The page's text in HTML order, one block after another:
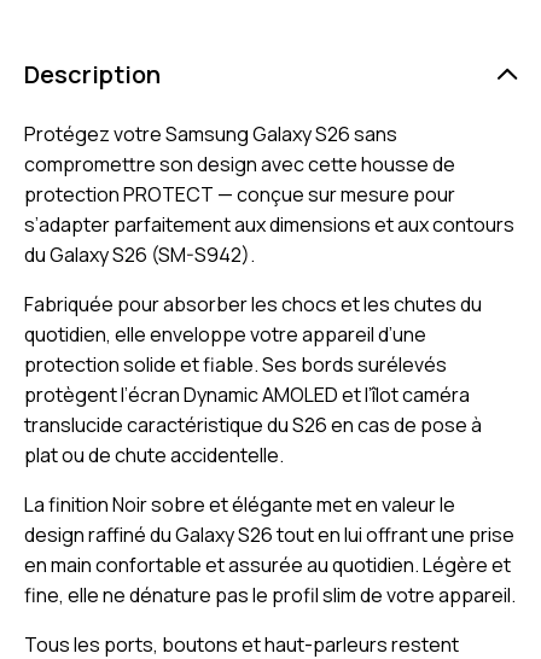
Description
Protégez votre Samsung Galaxy S26 sans
compromettre son design avec cette housse de
protection PROTECT — conçue sur mesure pour
s’adapter parfaitement aux dimensions et aux contours
du Galaxy S26 (SM-S942).
Fabriquée pour absorber les chocs et les chutes du
quotidien, elle enveloppe votre appareil d’une
protection solide et fiable. Ses bords surélevés
protègent l’écran Dynamic AMOLED et l’îlot caméra
translucide caractéristique du S26 en cas de pose à
plat ou de chute accidentelle.
La finition Noir sobre et élégante met en valeur le
design raffiné du Galaxy S26 tout en lui offrant une prise
en main confortable et assurée au quotidien. Légère et
fine, elle ne dénature pas le profil slim de votre appareil.
Tous les ports, boutons et haut-parleurs restent